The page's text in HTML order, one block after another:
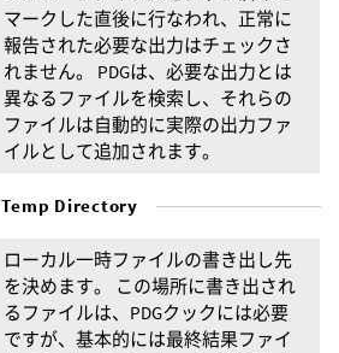
マークした直後に行なわれ、正常に
報告された必要な出力はチェックさ
れません。 PDGは、必要な出力とは
異なるファイルを検索し、それらの
ファイルは自動的に実際の出力ファ
イルとして追加されます。
Temp Directory
ローカル一時ファイルの書き出し先
を決めます。 この場所に書き出され
るファイルは、PDGクックには必要
ですが、基本的には最終結果ファイ